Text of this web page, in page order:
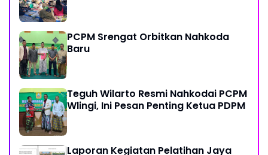
PCPM Srengat Orbitkan Nahkoda
Baru
Teguh Wilarto Resmi Nahkodai PCPM
Wlingi, Ini Pesan Penting Ketua PDPM
Laporan Kegiatan Pelatihan Jaya